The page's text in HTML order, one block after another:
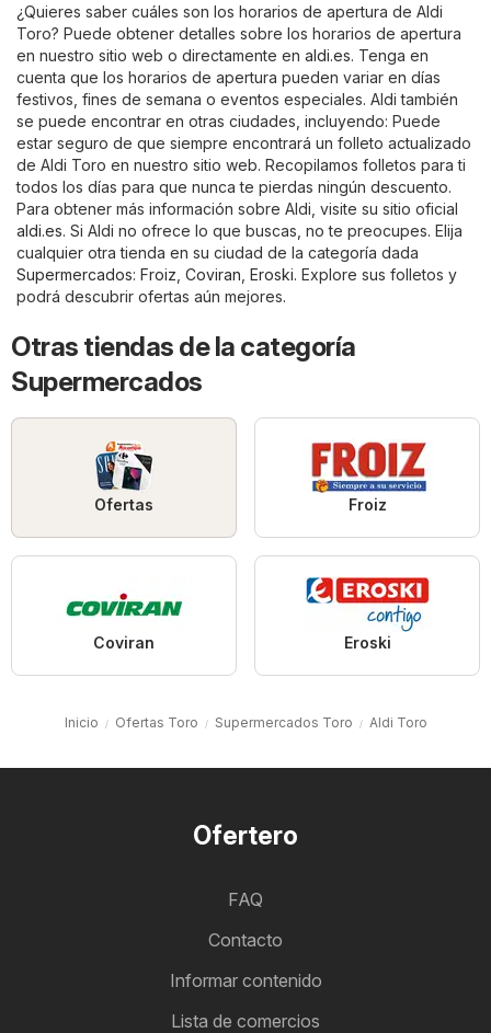
¿Quieres saber cuáles son los horarios de apertura de Aldi
Toro? Puede obtener detalles sobre los horarios de apertura
en nuestro sitio web o directamente en aldi.es. Tenga en
cuenta que los horarios de apertura pueden variar en días
festivos, fines de semana o eventos especiales. Aldi también
se puede encontrar en otras ciudades, incluyendo: Puede
estar seguro de que siempre encontrará un folleto actualizado
de Aldi Toro en nuestro sitio web. Recopilamos folletos para ti
todos los días para que nunca te pierdas ningún descuento.
Para obtener más información sobre Aldi, visite su sitio oficial
aldi.es. Si Aldi no ofrece lo que buscas, no te preocupes. Elija
cualquier otra tienda en su ciudad de la categoría dada
Supermercados: Froiz Coviran Eroski. Explore sus folletos y
podrá descubrir ofertas aún mejores.
Otras tiendas de la categoría
Supermercados
Ofertas Froiz
Coviran Eroski
Inicio Ofertas Toro Supermercados Toro Aldi Toro
Ofertero
FAQ
Contacto
Informar contenido
Lista de comercios